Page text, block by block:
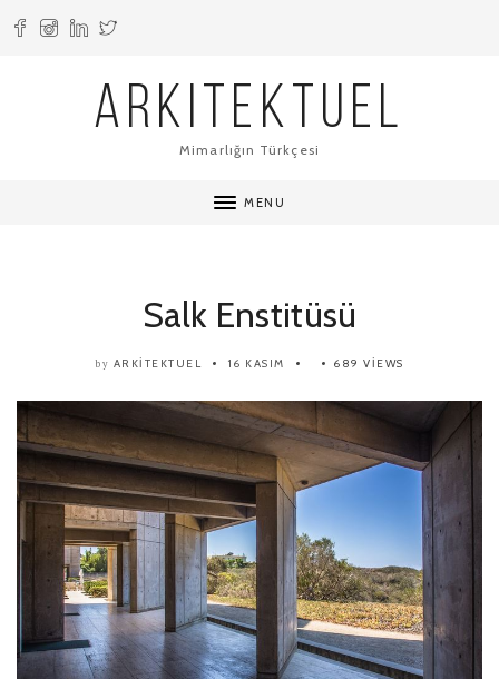
ARKITEKTUEL
Mimarlığın Türkçesi
MENU
Salk Enstitüsü
by ARKITEKTUEL 16 KASIM 689 VIEWS